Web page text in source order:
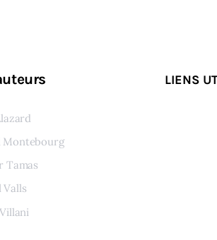
Montebourg
Tamas
Valls
LIENS